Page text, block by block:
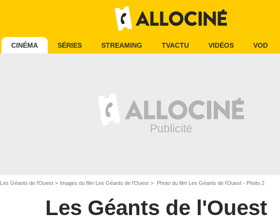
CINÉMA SÉRIES STREAMING TVACTU VIDÉOS VOD
Les Géants de l'Ouest Images du film Les Géants de l'Ouest Photo du film Les Géants de l'Ouest - Photo 2
Les Géants de l'Ouest